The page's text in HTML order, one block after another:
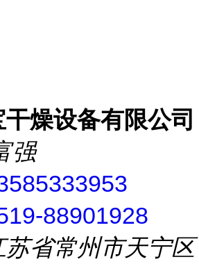
燥设备有限公司
强
88901928
苏省常州市天宁区